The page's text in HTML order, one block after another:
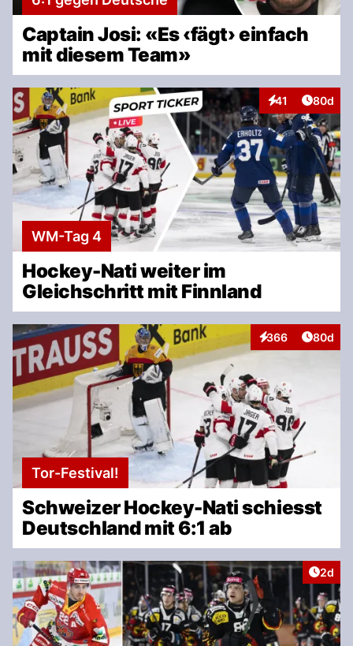
Captain Josi: «Es ‹fägt› einfach
mit diesem Team»
41
Interaktionen
Artikel
80d
WM-Tag 4
Hockey-Nati weiter im
Gleichschritt mit Finnland
366
InteraktionenArtikel
80d
Tor-Festival!
Schweizer Hockey-Nati schiesst
Deutschland mit 6:1 ab
2d